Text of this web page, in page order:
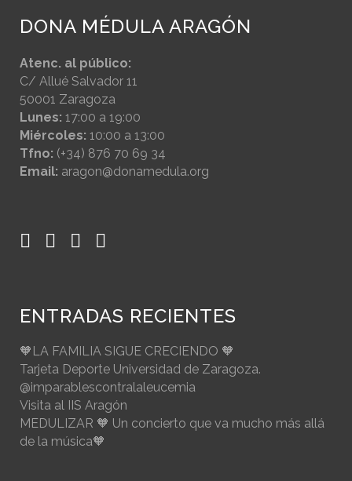
DONA MÉDULA ARAGÓN
Atenc. al público:
C/ Allué Salvador 11
50001 Zaragoza
Lunes: 17:00 a 19:00
Miércoles: 10:00 a 13:00
Tfno: (+34) 876 70 69 34
Email: aragon@donamedula.org
ENTRADAS RECIENTES
🧡LA FAMILIA SIGUE CRECIENDO 🧡
Tarjeta Deporte Universidad de Zaragoza.
@imparablescontralaleucemia
Visita al IIS Aragón
MEDULIZAR 🧡 Un concierto que va mucho más allá
de la música🧡